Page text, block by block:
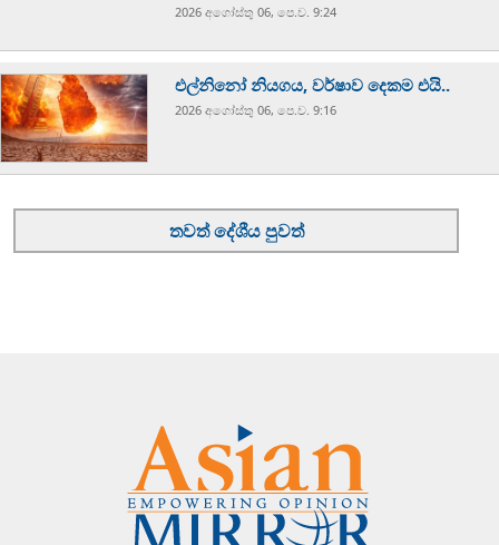
2026 අගෝස්‍තු 06, පෙ.ව. 9:24
එල්නිනෝ නියගය, වර්ෂාව දෙකම එයි..
2026 අගෝස්‍තු 06, පෙ.ව. 9:16
තවත් දේශීය පුවත්